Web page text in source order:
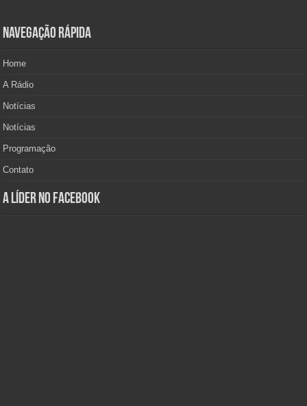
Navegação Rápida
Home
A Rádio
Notícias
Notícias
Programação
Contato
A Líder no Facebook